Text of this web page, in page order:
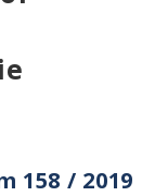
158 / 2019